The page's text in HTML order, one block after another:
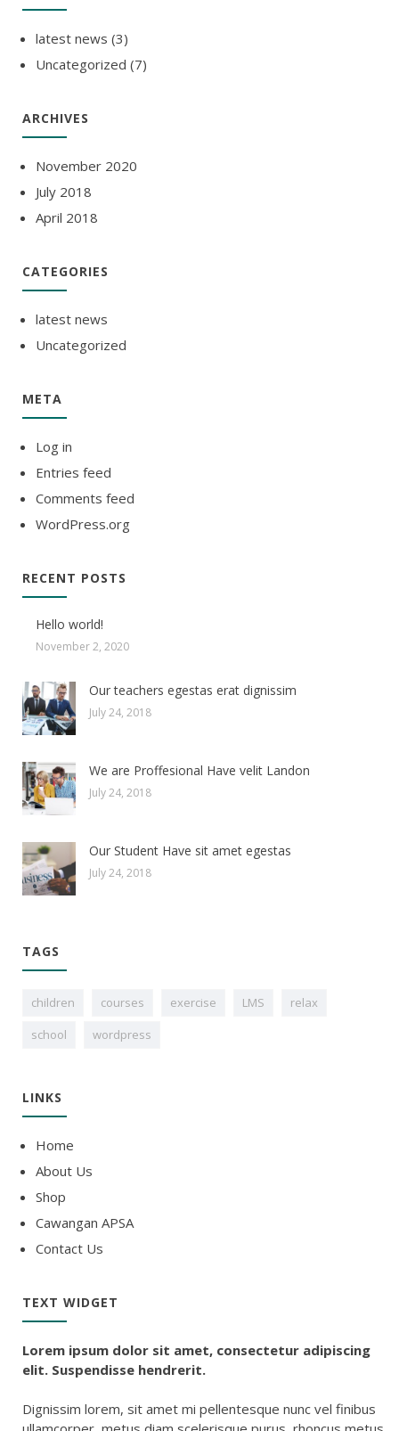
latest news (3)
Uncategorized (7)
ARCHIVES
November 2020
July 2018
April 2018
CATEGORIES
latest news
Uncategorized
META
Log in
Entries feed
Comments feed
WordPress.org
RECENT POSTS
Hello world!
November 2, 2020
Our teachers egestas erat dignissim
July 24, 2018
We are Proffesional Have velit Landon
July 24, 2018
Our Student Have sit amet egestas
July 24, 2018
TAGS
children courses exercise LMS
relax
school
wordpress
LINKS
Home
About Us
Shop
Cawangan APSA
Contact Us
TEXT WIDGET
Lorem ipsum dolor sit amet, consectetur adipiscing
elit. Suspendisse hendrerit.
Dignissim lorem, sit amet mi pellentesque nunc vel finibus